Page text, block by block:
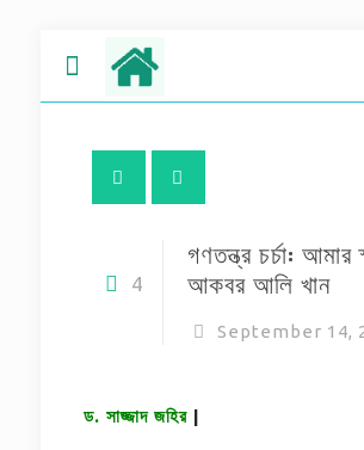
4
গণতন্ত্র চর্চা: আমার
আকবর আলি খান
September 14,
ড. সাজ্জাদ জহির |